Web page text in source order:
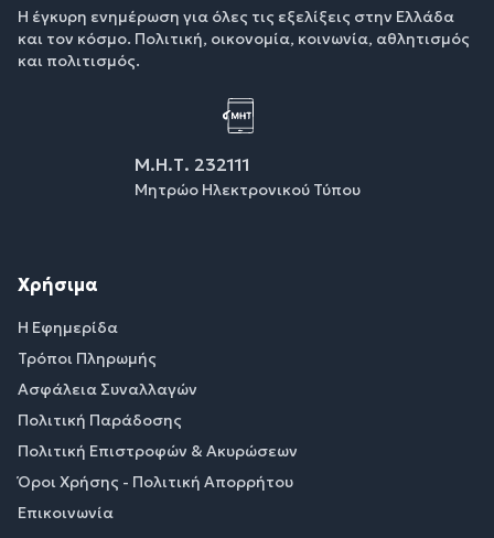
Η έγκυρη ενημέρωση για όλες τις εξελίξεις στην Ελλάδα
και τον κόσμο. Πολιτική, οικονομία, κοινωνία, αθλητισμός
και πολιτισμός.
Μ.Η.Τ. 232111
Μητρώο Ηλεκτρονικού Τύπου
Χρήσιμα
Η Εφημερίδα
Τρόποι Πληρωμής
Ασφάλεια Συναλλαγών
Πολιτική Παράδοσης
Πολιτική Επιστροφών & Ακυρώσεων
Όροι Χρήσης - Πολιτική Απορρήτου
Επικοινωνία